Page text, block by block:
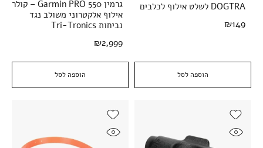
הוספה לסל
DOGTRA לשלט אילוף לכלבים
₪149
הוספה לסל
גרמין Garmin PRO 550 – קולר
אילוף אלקטרוני משולב נגד
נביחות Tri-Tronics
₪2,999